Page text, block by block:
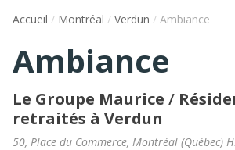
Accueil / Montréal / Verdun / Ambiance
Ambiance
Le Groupe Maurice /
retraités à Verdun
50, Place du Commerce, Montréal (Québec)